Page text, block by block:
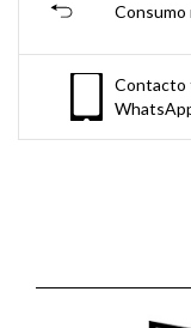
Consumo
Contacto